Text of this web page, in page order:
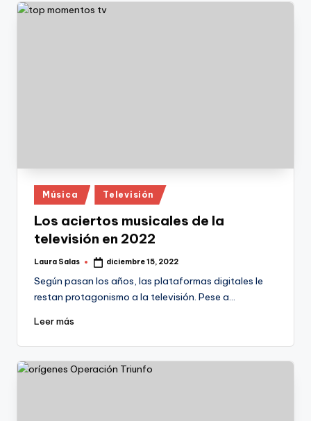
Publicado
en
Música Televisión
Los aciertos musicales de la
televisión en 2022
Publicado
Laura Salas diciembre 15, 2022
Según pasan los años, las plataformas digitales le
restan protagonismo a la televisión. Pese a…
Leer más